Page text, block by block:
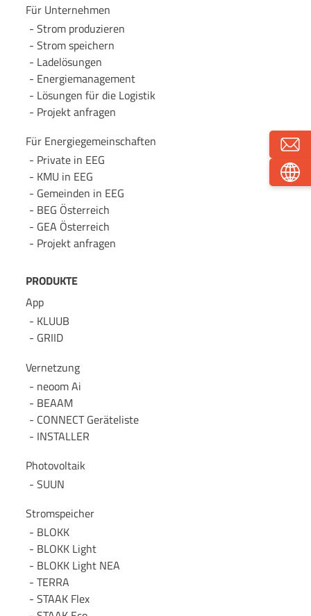
Für Unternehmen
Strom produzieren
Strom speichern
Lade­lösungen
Energie­management
Lösungen für die Logistik
Projekt anfragen
Für Energie­gemeinschaften
Private in EEG
KMU in EEG
Gemeinden in EEG
BEG Österreich
GEA Österreich
Projekt anfragen
PRODUKTE
App
KLUUB
GRIID
Vernetzung
neoom Ai
BEAAM
CONNECT Geräteliste
INSTALLER
Photovoltaik
SUUN
Stromspeicher
BLOKK
BLOKK Light
BLOKK Light NEA
TERRA
STAAK Flex